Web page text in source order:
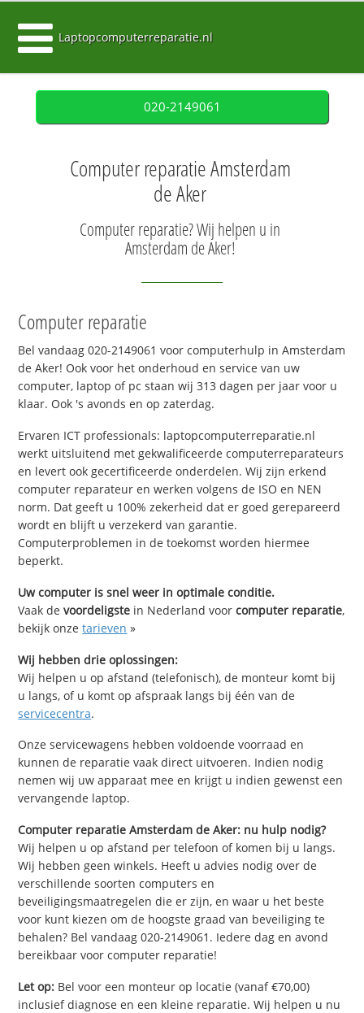
Laptopcomputerreparatie.nl
020-2149061
Computer reparatie Amsterdam
de Aker
Computer reparatie? Wij helpen u in
Amsterdam de Aker!
Computer reparatie
Bel vandaag 020-2149061 voor computerhulp in Amsterdam
de Aker! Ook voor het onderhoud en service van uw
computer, laptop of pc staan wij 313 dagen per jaar voor u
klaar. Ook 's avonds en op zaterdag.
Ervaren ICT professionals: laptopcomputerreparatie.nl
werkt uitsluitend met gekwalificeerde computerreparateurs
en levert ook gecertificeerde onderdelen. Wij zijn erkend
computer reparateur en werken volgens de ISO en NEN
norm. Dat geeft u 100% zekerheid dat er goed gerepareerd
wordt en blijft u verzekerd van garantie.
Computerproblemen in de toekomst worden hiermee
beperkt.
Uw computer is snel weer in optimale conditie.
Vaak devoordeligste in Nederland voorcomputer reparatie,
bekijk onzetarieven »
Wij hebben drie oplossingen:
Wij helpen u op afstand (telefonisch), de monteur komt bij
u langs, of u komt op afspraak langs bij één van de
servicecentra.
Onze servicewagens hebben voldoende voorraad en
kunnen de reparatie vaak direct uitvoeren. Indien nodig
nemen wij uw apparaat mee en krijgt u indien gewenst een
vervangende laptop.
Computer reparatie Amsterdam de Aker: nu hulp nodig?
Wij helpen u op afstand per telefoon of komen bij u langs.
Wij hebben geen winkels. Heeft u advies nodig over de
verschillende soorten computers en
beveiligingsmaatregelen die er zijn, en waar u het beste
voor kunt kiezen om de hoogste graad van beveiliging te
behalen? Bel vandaag 020-2149061. Iedere dag en avond
bereikbaar voor computer reparatie!
Let op: Bel voor een monteur op locatie (vanaf €70,00)
inclusief diagnose en een kleine reparatie. Wij helpen u nu